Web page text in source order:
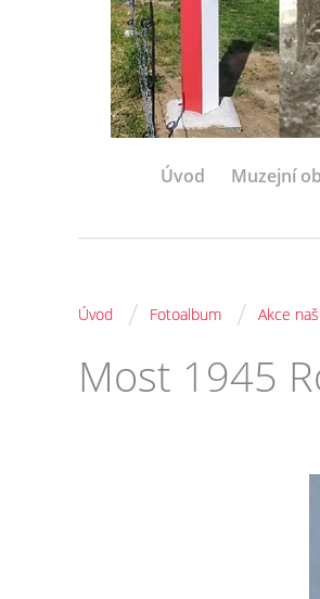
Úvod Muzejní
Úvod / Fotoalbum / Akce
Most 1945